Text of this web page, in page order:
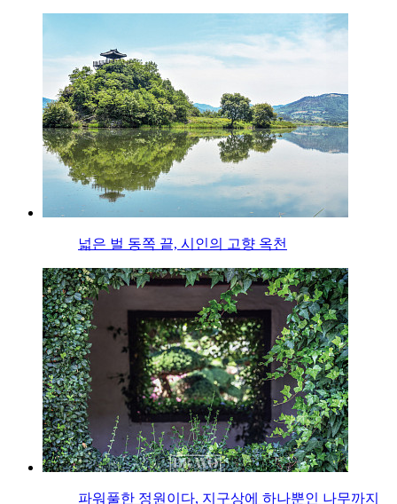
넓은 벌 동쪽 끝, 시인의 고향 옥천
파워풀한 정원이다, 지구상에 하나뿐인 나무까지